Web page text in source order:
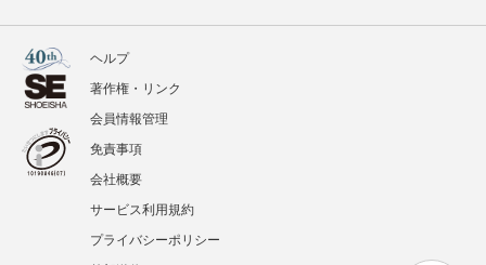
ヘルプ
著作権・リンク
会員情報管理
免責事項
会社概要
サービス利用規約
プライバシーポリシー